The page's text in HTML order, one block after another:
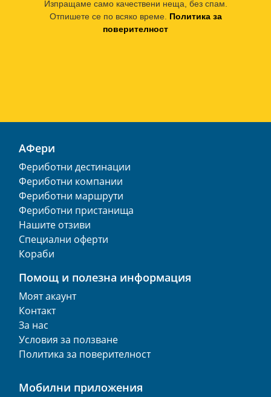
Изпращаме само качествени неща, без спам.
Отпишете се по всяко време. Политика за
поверителност
АФери
Фериботни дестинации
Фериботни компании
Фериботни маршрути
Фериботни пристанища
Нашите отзиви
Специални оферти
Кораби
Помощ и полезна информация
Моят акаунт
Контакт
За нас
Условия за ползване
Политика за поверителност
Мобилни приложения